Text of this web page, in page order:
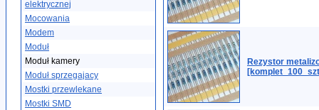
elektrycznej
Mocowania
Modem
Moduł
Moduł kamery
Moduł sprzegajacy
Mostki przewlekane
Mostki SMD
Rezystor